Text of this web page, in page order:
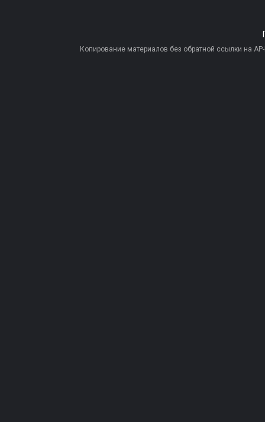
Копирование материалов без обратной ссылки на